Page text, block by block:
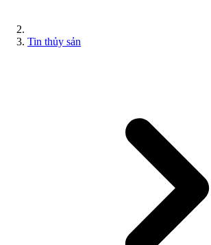
Tin thủy sản